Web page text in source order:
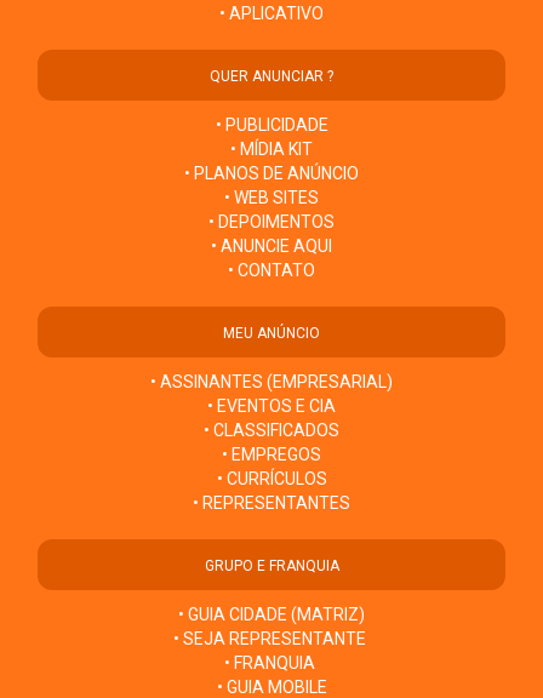
• APLICATIVO
QUER ANUNCIAR ?
• PUBLICIDADE
• MÍDIA KIT
• PLANOS DE ANÚNCIO
• WEB SITES
• DEPOIMENTOS
• ANUNCIE AQUI
• CONTATO
MEU ANÚNCIO
• ASSINANTES (EMPRESARIAL)
• EVENTOS E CIA
• CLASSIFICADOS
• EMPREGOS
• CURRÍCULOS
• REPRESENTANTES
GRUPO E FRANQUIA
• GUIA CIDADE (MATRIZ)
• SEJA REPRESENTANTE
• FRANQUIA
• GUIA MOBILE